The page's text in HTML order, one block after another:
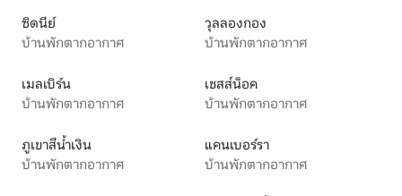
ซิดนีย์
บ้านพักตากอากาศ
วุลลองกอง
บ้านพักตากอากาศ
เมลเบิร์น
บ้านพักตากอากาศ
เชสส์น็อค
บ้านพักตากอากาศ
ภูเขาสีน้ำเงิน
บ้านพักตากอากาศ
แคนเบอร์รา
บ้านพักตากอากาศ